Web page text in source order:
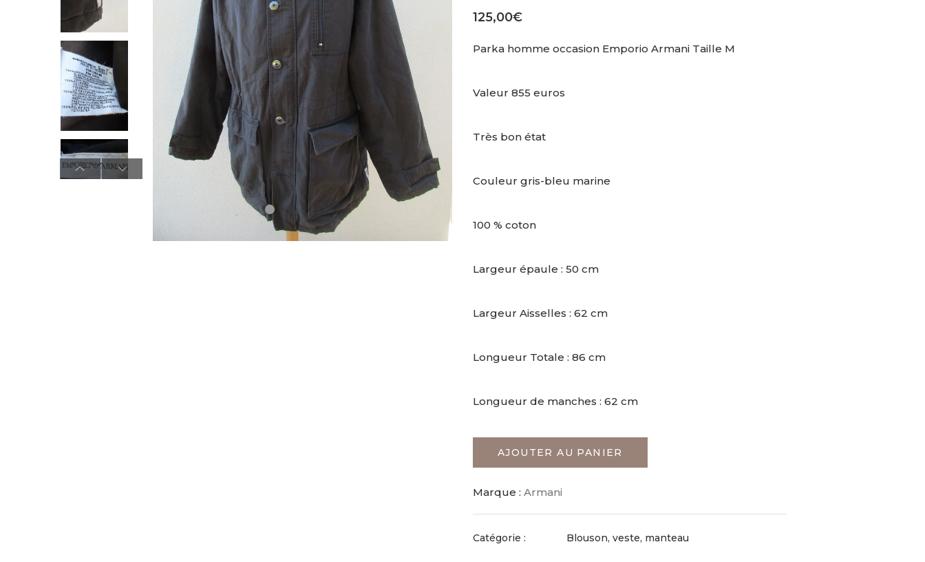
125,00€
Parka homme occasion Emporio Armani Taille M
Valeur 855 euros
Très bon état
Couleur gris-bleu marine
100 % coton
Largeur épaule : 50 cm
Largeur Aisselles : 62 cm
Longueur Totale : 86 cm
Longueur de manches : 62 cm
AJOUTER AU PANIER
Marque : Armani
Catégorie : Blouson, veste, manteau